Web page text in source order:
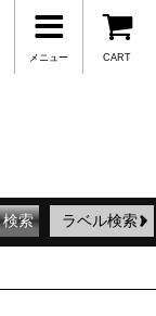
CART
メニュー
ラベル検索